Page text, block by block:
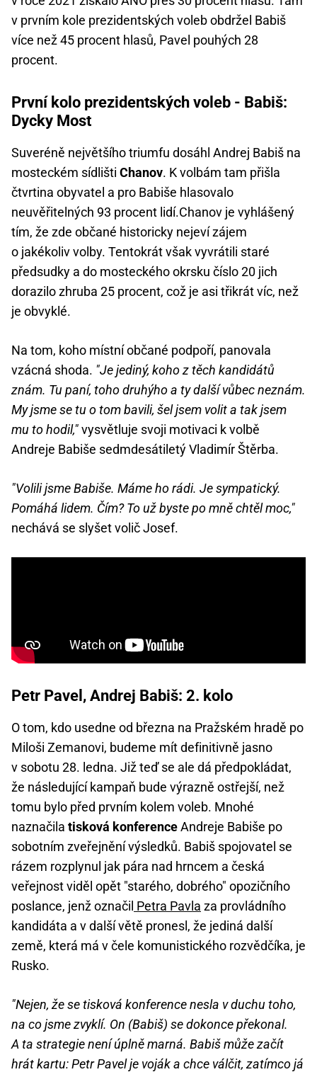
v prvním kole prezidentských voleb obdržel Babiš
více než 45 procent hlasů, Pavel pouhých 28
procent.
První kolo prezidentských voleb - Babiš:
Dycky Most
Suveréně největšího triumfu dosáhl Andrej Babiš na
mosteckém sídlišti Chanov. K volbám tam přišla
čtvrtina obyvatel a pro Babiše hlasovalo
neuvěřitelných 93 procent lidí.Chanov je vyhlášený
tím, že zde občané historicky nejeví zájem
o jakékoliv volby. Tentokrát však vyvrátili staré
předsudky a do mosteckého okrsku číslo 20 jich
dorazilo zhruba 25 procent, což je asi třikrát víc, než
je obvyklé.
Na tom, koho místní občané podpoří, panovala
vzácná shoda. "Je jediný, koho z těch kandidátů
znám. Tu paní, toho druhýho a ty další vůbec neznám.
My jsme se tu o tom bavili, šel jsem volit a tak jsem
mu to hodil,"vysvětluje svoji motivaci k volbě
Andreje Babiše sedmdesátiletý Vladimír Štěrba.
"Volili jsme Babiše. Máme ho rádi. Je sympatický.
Pomáhá lidem. Čím? To už byste po mně chtěl moc,"
nechává se slyšet volič Josef.
Petr Pavel, Andrej Babiš: 2. kolo
O tom, kdo usedne od března na Pražském hradě po
Miloši Zemanovi, budeme mít definitivně jasno
v sobotu 28. ledna. Již teď se ale dá předpokládat,
že následující kampaň bude výrazně ostřejší, než
tomu bylo před prvním kolem voleb. Mnohé
naznačila tisková konferenceAndreje Babiše po
sobotním zveřejnění výsledků. Babiš spojovatel se
rázem rozplynul jak pára nad hrncem a česká
veřejnost viděl opět "starého, dobrého" opozičního
poslance, jenž označil Petra Pavla za provládního
kandidáta a v další větě pronesl, že jediná další
země, která má v čele komunistického rozvědčíka, je
Rusko.
"Nejen, že se tisková konference nesla v duchu toho,
na co jsme zvyklí. On (Babiš) se dokonce překonal.
A ta strategie není úplně marná. Babiš může začít
hrát kartu: Petr Pavel je voják a chce válčit, zatímco já